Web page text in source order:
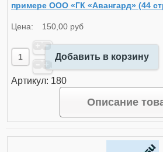
примере ООО «ГК «Авангард» (44
Цена: 150,00 руб
Добавить в корзину
Артикул: 180
Описание